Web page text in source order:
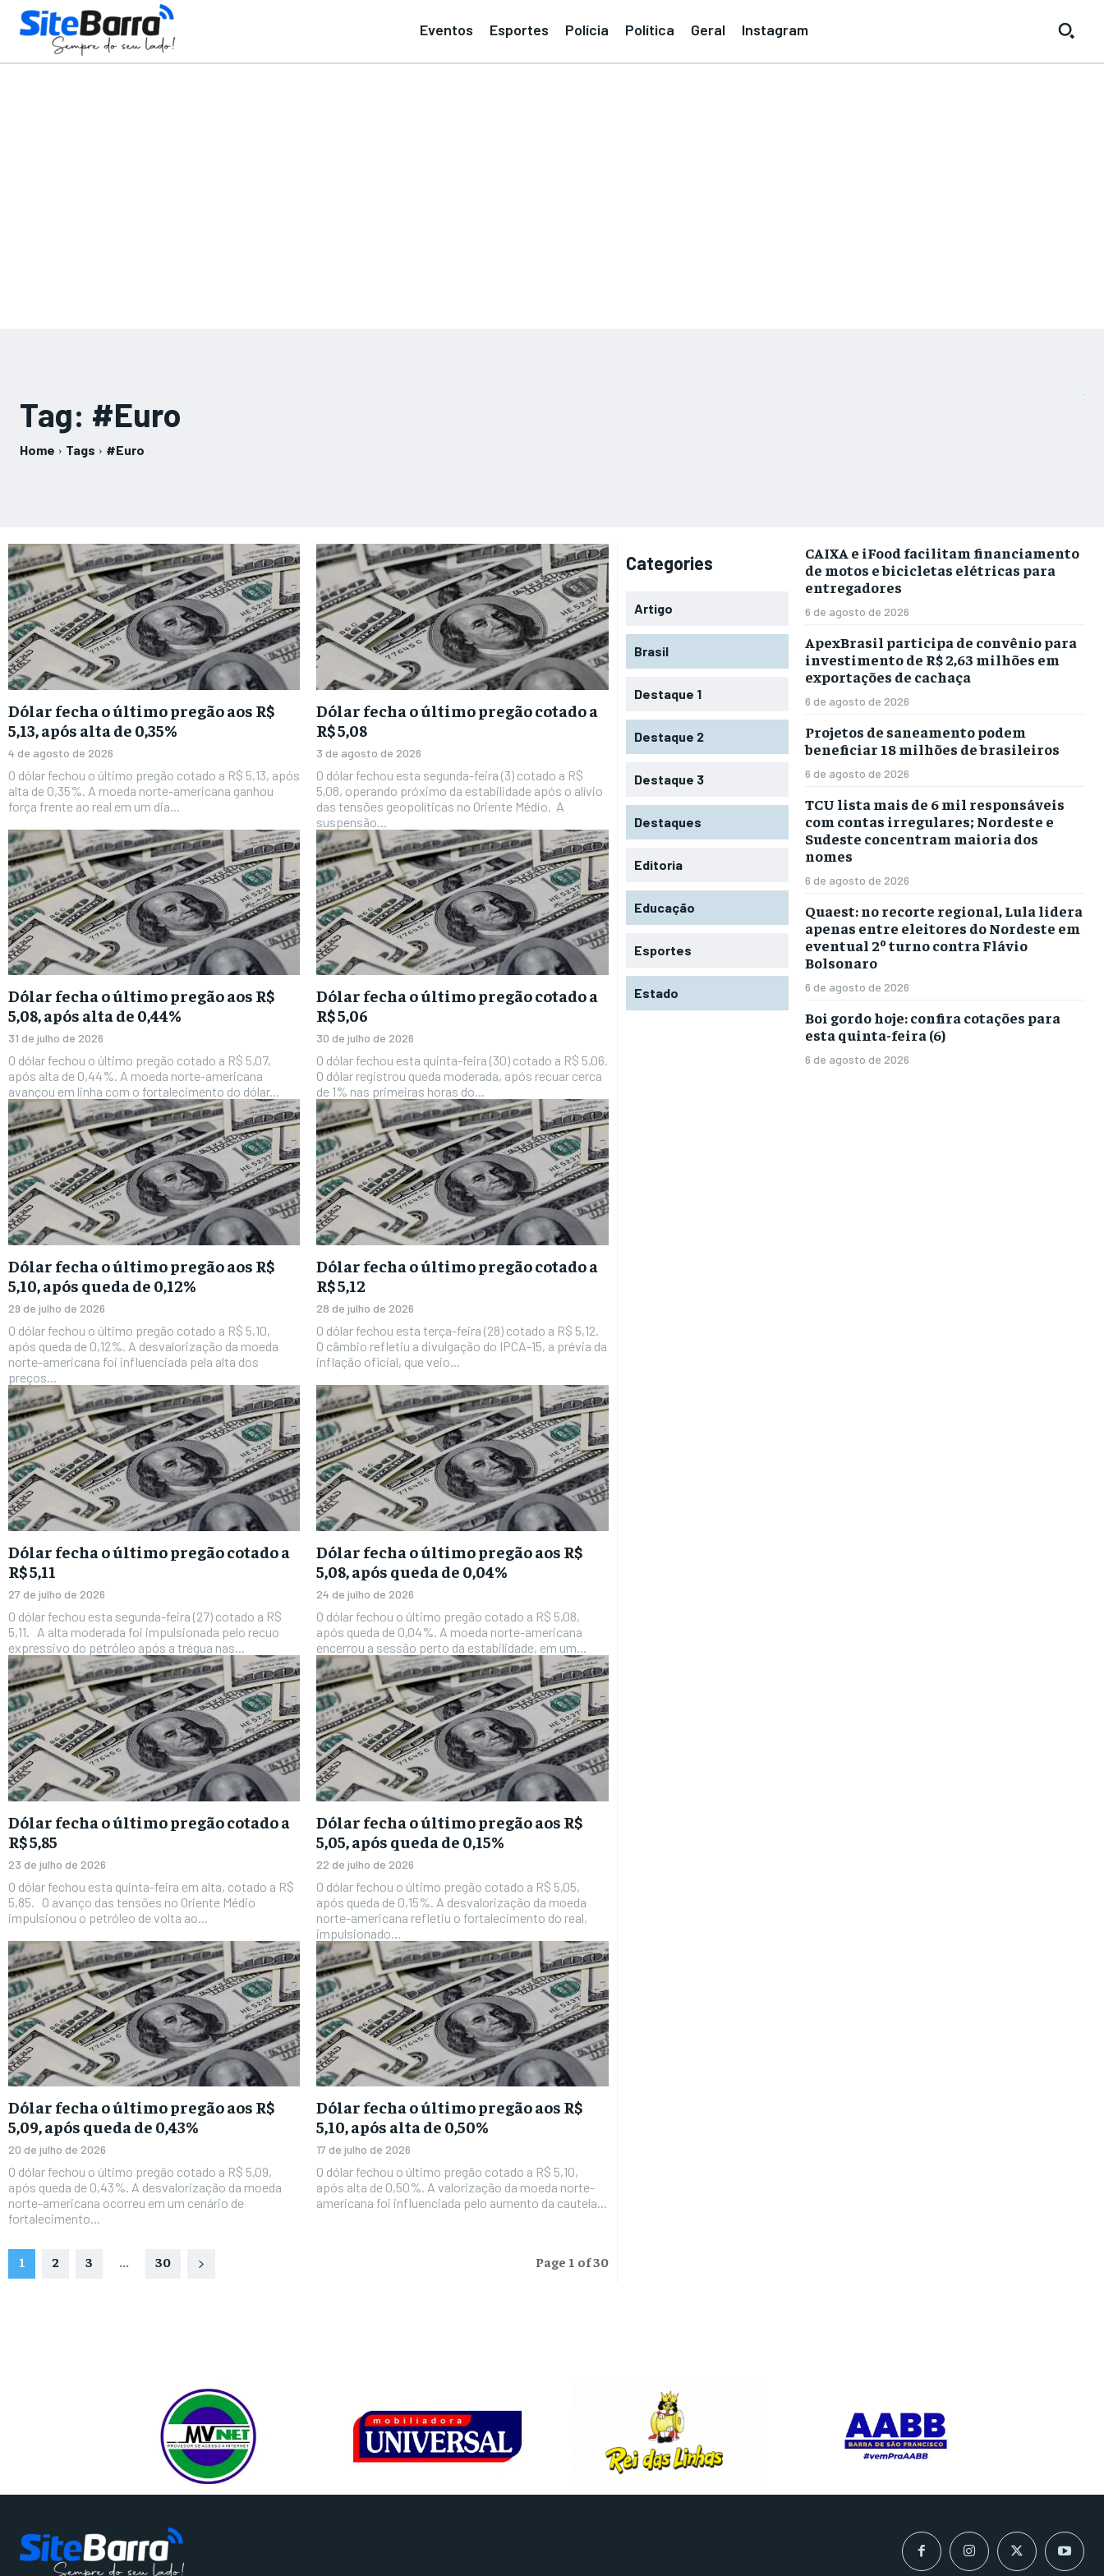
Eventos Esportes Polícia Política Geral Instagram
Tag: #Euro
Home Tags #Euro
Dólar fecha o último pregão aos R$
5,13, após alta de 0,35%
4 de agosto de 2026
O dólar fechou o último pregão cotado a R$ 5,13, após
alta de 0,35%. A moeda norte-americana ganhou
força frente ao real em um dia...
Dólar fecha o último pregão cotado a
R$ 5,08
3 de agosto de 2026
O dólar fechou esta segunda-feira (3) cotado a R$
5,08, operando próximo da estabilidade após o alívio
das tensões geopolíticas no Oriente Médio. A
suspensão...
Dólar fecha o último pregão aos R$
5,08, após alta de 0,44%
31 de julho de 2026
O dólar fechou o último pregão cotado a R$ 5,07,
após alta de 0,44%. A moeda norte-americana
avançou em linha com o fortalecimento do dólar...
Dólar fecha o último pregão cotado a
R$ 5,06
30 de julho de 2026
O dólar fechou esta quinta-feira (30) cotado a R$ 5,06.
O dólar registrou queda moderada, após recuar cerca
de 1% nas primeiras horas do...
Dólar fecha o último pregão aos R$
5,10, após queda de 0,12%
29 de julho de 2026
O dólar fechou o último pregão cotado a R$ 5,10,
após queda de 0,12%. A desvalorização da moeda
norte-americana foi influenciada pela alta dos
preços...
Dólar fecha o último pregão cotado a
R$ 5,12
28 de julho de 2026
O dólar fechou esta terça-feira (28) cotado a R$ 5,12.
O câmbio refletiu a divulgação do IPCA-15, a prévia da
inflação oficial, que veio...
Dólar fecha o último pregão cotado a
R$ 5,11
27 de julho de 2026
O dólar fechou esta segunda-feira (27) cotado a R$
5,11. A alta moderada foi impulsionada pelo recuo
expressivo do petróleo após a trégua nas...
Dólar fecha o último pregão aos R$
5,08, após queda de 0,04%
24 de julho de 2026
O dólar fechou o último pregão cotado a R$ 5,08,
após queda de 0,04%. A moeda norte-americana
encerrou a sessão perto da estabilidade, em um...
Dólar fecha o último pregão cotado a
R$ 5,85
23 de julho de 2026
O dólar fechou esta quinta-feira em alta, cotado a R$
5,85. O avanço das tensões no Oriente Médio
impulsionou o petróleo de volta ao...
Dólar fecha o último pregão aos R$
5,05, após queda de 0,15%
22 de julho de 2026
O dólar fechou o último pregão cotado a R$ 5,05,
após queda de 0,15%. A desvalorização da moeda
norte-americana refletiu o fortalecimento do real,
impulsionado...
Dólar fecha o último pregão aos R$
5,09, após queda de 0,43%
20 de julho de 2026
O dólar fechou o último pregão cotado a R$ 5,09,
após queda de 0,43%. A desvalorização da moeda
norte-americana ocorreu em um cenário de
fortalecimento...
Dólar fecha o último pregão aos R$
5,10, após alta de 0,50%
17 de julho de 2026
O dólar fechou o último pregão cotado a R$ 5,10,
após alta de 0,50%. A valorização da moeda norte-
americana foi influenciada pelo aumento da cautela...
1 2 3 ... 30 Page 1 of 30
Categories
Artigo
Brasil
Destaque 1
Destaque 2
Destaque 3
Destaques
Editoria
Educação
Esportes
Estado
CAIXA e iFood facilitam financiamento
de motos e bicicletas elétricas para
entregadores
6 de agosto de 2026
ApexBrasil participa de convênio para
investimento de R$ 2,63 milhões em
exportações de cachaça
6 de agosto de 2026
Projetos de saneamento podem
beneficiar 18 milhões de brasileiros
6 de agosto de 2026
TCU lista mais de 6 mil responsáveis
com contas irregulares; Nordeste e
Sudeste concentram maioria dos
nomes
6 de agosto de 2026
Quaest: no recorte regional, Lula lidera
apenas entre eleitores do Nordeste em
eventual 2º turno contra Flávio
Bolsonaro
6 de agosto de 2026
Boi gordo hoje: confira cotações para
esta quinta-feira (6)
6 de agosto de 2026